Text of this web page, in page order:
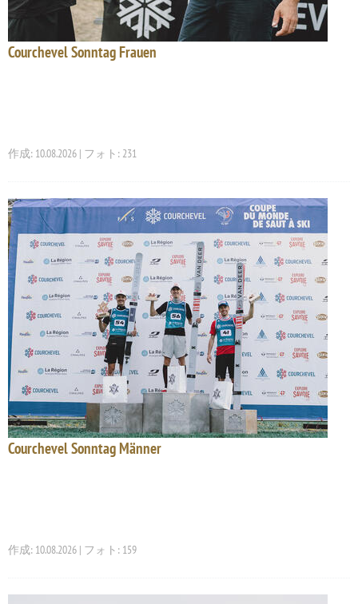
Courchevel Sonntag Frauen
作成: 10.08.2026 | フォト: 231
Courchevel Sonntag Männer
作成: 10.08.2026 | フォト: 159